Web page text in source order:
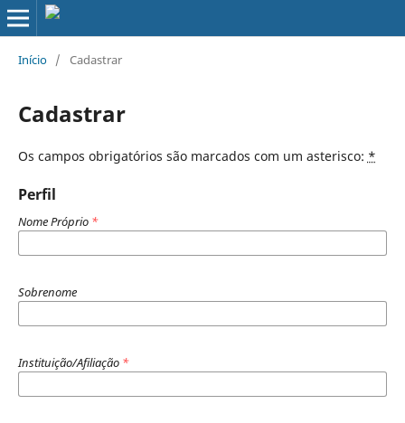
Início / Cadastrar
Cadastrar
Os campos obrigatórios são marcados com um asterisco: *
Perfil
Nome Próprio *
Sobrenome
Instituição/Afiliação *